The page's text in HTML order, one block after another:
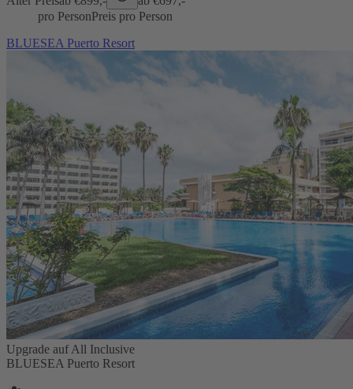
pro PersonPreis pro Person
BLUESEA Puerto Resort
Upgrade auf All Inclusive
BLUESEA Puerto Resort